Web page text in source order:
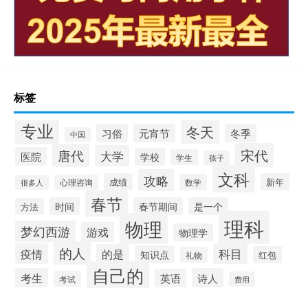
标签
专业 中国 习俗 元宵节 冬天
冬季
医院
唐代 大学 学校 学生 孩子 宋代
很多人 心理咨询 成绩 攻略 数学 文科
新年
方法
时间 春节 春节期间 是一个
梦幻西游 游戏 物理 物理学 理科
疫情 的人 的是 知识点 礼物 科目 红包
考生 考试 自己的 英语 诗人 费用